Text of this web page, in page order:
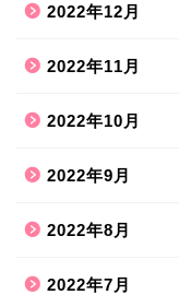
2022年12月
2022年11月
2022年10月
2022年9月
2022年8月
2022年7月